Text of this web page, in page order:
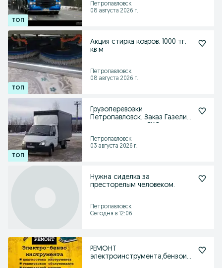
Петропавловск
08 августа 2026 г.
Акция стирка ковров. 1000 тг.
кв м
Петропавловск
08 августа 2026 г.
Грузоперевозки
Петропавловск. Заказ Газели
Петропавловск
03 августа 2026 г.
Нужна сиделка за
престорелым человеком.
Петропавловск
Сегодня в 12:06
РЕМОНТ
электроинструмента,бензоин